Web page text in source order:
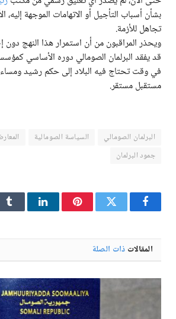
بشأن أسباب التأجيل أو الاتهامات الموجهة إليه،
تجاهل للأزمة.
ويحذر المراقبون من أن استمرار هذا النهج
قد يفقد البرلمان الصومالي دوره الأساسي
في وقت تحتاج فيه البلاد إلى حكم رشيد
مستقبل مستقر.
البرلمان الصومالي السياسة الصومالية
جمود البرلمان
فيسبوكتويتر بينتيريستلينكدإن
المقالات ذات الصلة